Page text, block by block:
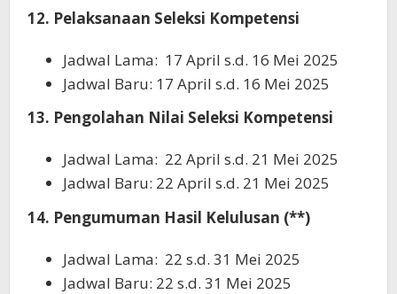
12. Pelaksanaan Seleksi Kompetensi
Jadwal Lama: 17 April s.d. 16 Mei 2025
Jadwal Baru: 17 April s.d. 16 Mei 2025
13. Pengolahan Nilai Seleksi Kompetensi
Jadwal Lama: 22 April s.d. 21 Mei 2025
Jadwal Baru: 22 April s.d. 21 Mei 2025
14. Pengumuman Hasil Kelulusan (**)
Jadwal Lama: 22 s.d. 31 Mei 2025
Jadwal Baru: 22 s.d. 31 Mei 2025